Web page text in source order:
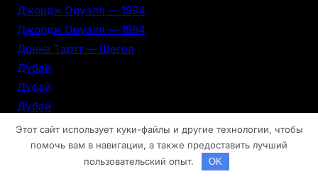
Джордж Оруэлл — 1984
Джордж Оруэлл — 1984
Донна Тартт — Щегол
Дубай
Дубай
Дубай
Дубай
Дубай
Этот сайт использует куки-файлы и другие технологии, чтобы
помочь вам в навигации, а также предоставить лучший
пользовательский опыт.
OK